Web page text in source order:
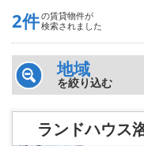
書類DL & 入居者さまへ
家族で住むならマンシ
一人暮らしの物件特集
ペット相談OKの賃貸！
2件の賃貸物件が
検索されました
地域
を絞り込む
ランドハウス